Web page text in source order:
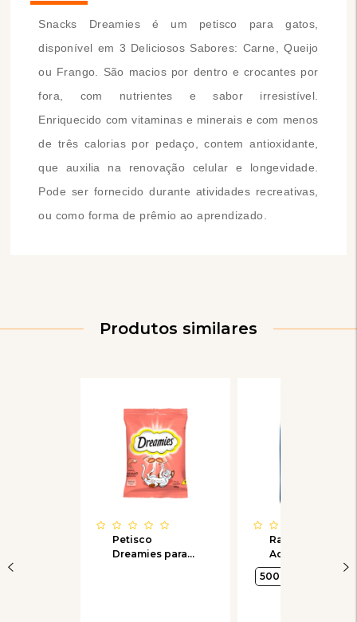
Snacks Dreamies é um petisco para gatos,
disponível em 3 Deliciosos Sabores: Carne, Queijo
ou Frango. São macios por dentro e crocantes por
fora, com nutrientes e sabor irresistível.
Enriquecido com vitaminas e minerais e com menos
de três calorias por pedaço, contem antioxidante,
que auxilia na renovação celular e longevidade.
Pode ser fornecido durante atividades recreativas,
ou como forma de prêmio ao aprendizado.
Produtos similares
Petisco
Dreamies para
Ração Premier
Adultos
Ambientes para
Gatos Adultos
500 g